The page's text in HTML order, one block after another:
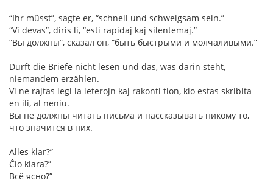
“Ihr müsst”, sagte er, “schnell und schweigsam sein.”
“Vi devas”, diris li, “esti rapidaj kaj silentemaj.”
“Вы должны”, сказал он, “быть быстрыми и молчаливыми.”
Dürft die Briefe nicht lesen und das, was darin steht,
niemandem erzählen.
Vi ne rajtas legi la leterojn kaj rakonti tion, kio estas skribita
en ili, al neniu.
Вы не должны читать письма и пассказывать никому то,
что значится в них.
Alles klar?”
Ĉio klara?”
Всё ясно?”